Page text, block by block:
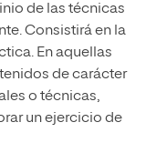
de las técnicas
Consistirá en la
En aquellas
de carácter
o técnicas,
un ejercicio de